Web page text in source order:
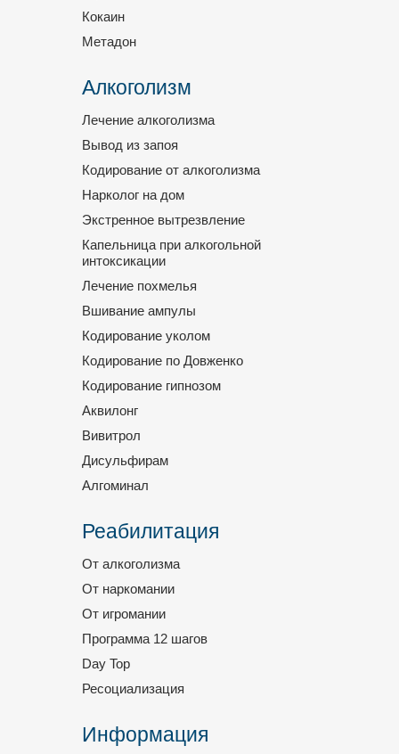
Кокаин
Метадон
Алкоголизм
Лечение алкоголизма
Вывод из запоя
Кодирование от алкоголизма
Нарколог на дом
Экстренное вытрезвление
Капельница при алкогольной
интоксикации
Лечение похмелья
Вшивание ампулы
Кодирование уколом
Кодирование по Довженко
Кодирование гипнозом
Аквилонг
Вивитрол
Дисульфирам
Алгоминал
Реабилитация
От алкоголизма
От наркомании
От игромании
Программа 12 шагов
Day Top
Ресоциализация
Информация